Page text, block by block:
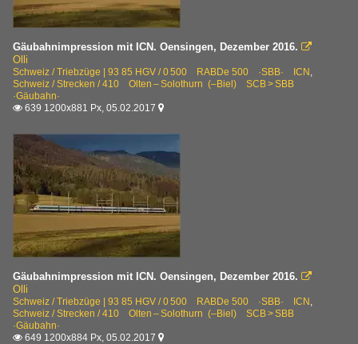
Gäubahnimpression mit ICN. Oensingen, Dezember 2016. 
Olli
Schweiz / Triebzüge | 93 85 HGV / 0 500 RABDe 500 ·SBB· ICN
Schweiz / Strecken / 410 Olten – Solothurn (–Biel) SCB > SBB
·Gäubahn·
 639 1200x881 Px, 05.02.2017 
Gäubahnimpression mit ICN. Oensingen, Dezember 2016. 
Olli
Schweiz / Triebzüge | 93 85 HGV / 0 500 RABDe 500 ·SBB· ICN
Schweiz / Strecken / 410 Olten – Solothurn (–Biel) SCB > SBB
·Gäubahn·
 649 1200x884 Px, 05.02.2017 